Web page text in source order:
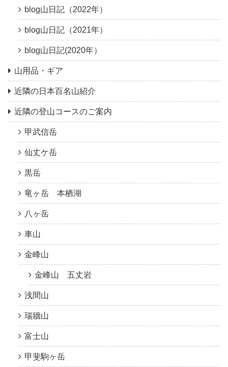
blog山日記（2022年）
blog山日記（2021年）
blog山日記(2020年）
山用品・ギア
近隣の日本百名山紹介
近隣の登山コースのご案内
甲武信岳
仙丈ケ岳
黒岳
竜ヶ岳 本栖湖
八ヶ岳
車山
金峰山
金峰山 五丈岩
浅間山
瑞牆山
富士山
甲斐駒ヶ岳